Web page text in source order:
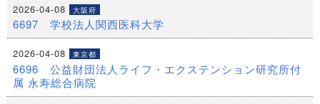
2026-04-08 大阪府
6697 学校法人関西医科大学
2026-04-08 東京都
6696 公益財団法人ライフ・エクステンション研究所付
属 永寿総合病院